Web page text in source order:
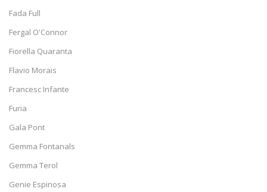
Fada Full
Fergal O'Connor
Fiorella Quaranta
Flavio Morais
Francesc Infante
Furia
Gala Pont
Gemma Fontanals
Gemma Terol
Genie Espinosa